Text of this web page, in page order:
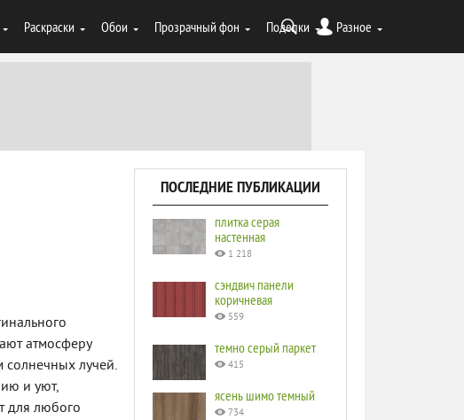
Раскраски Обои Прозрачный фон Поделки Разное
атмосферу
солнечных лучей.
и уют,
для любого
ПОСЛЕДНИЕ ПУБЛИКАЦИИ
плитка серая
настенная
1 218
сэндвич панели
коричневая
559
темно серый паркет
415
ясень шимо темный
734